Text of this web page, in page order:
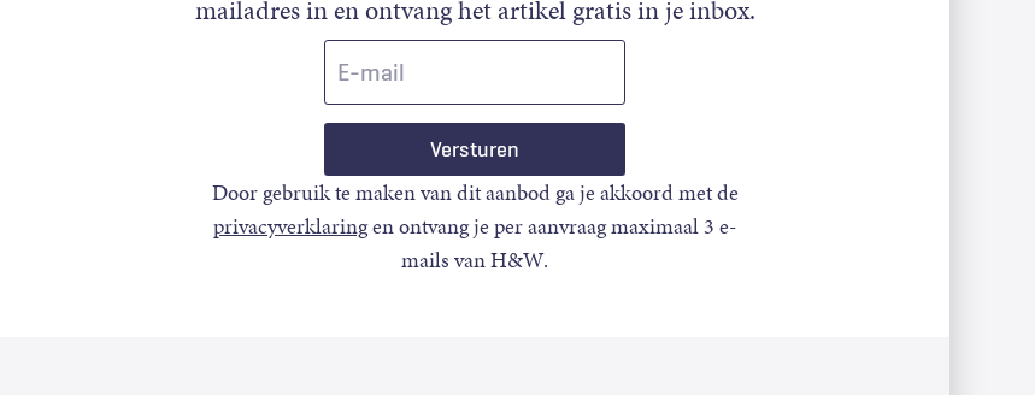
mailadres in en ontvang het artikel gratis in je inbox.
Door gebruik te maken van dit aanbod ga je akkoord met de
privacyverklaringen ontvang je per aanvraag maximaal 3 e-
mails van H&W.